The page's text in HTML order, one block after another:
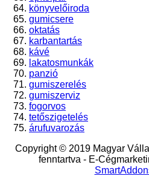
könyvelőiroda
gumicsere
oktatás
karbantartás
kávé
lakatosmunkák
panzió
gumiszerelés
gumiszerviz
fogorvos
tetőszigetelés
árufuvarozás
Copyright © 2019 Magyar
fenntartva - E-